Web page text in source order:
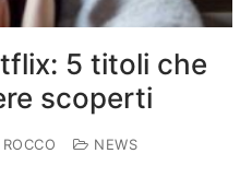
5 titoli che
scoperti
NEWS